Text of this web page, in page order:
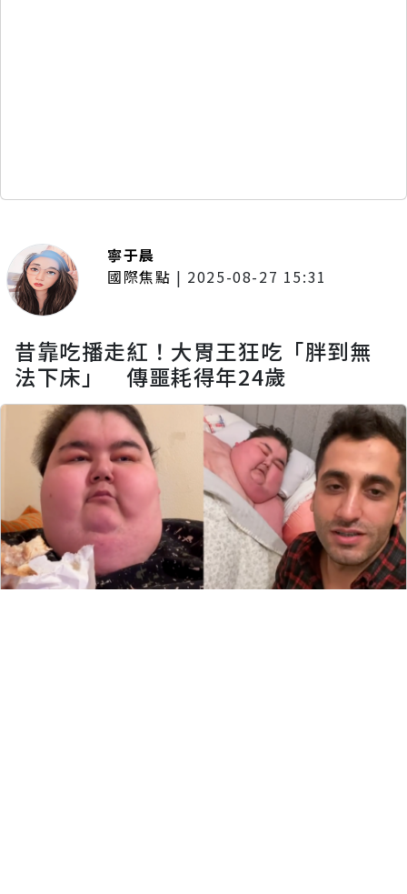
寧于晨
國際焦點 | 2025-08-27 15:31
昔靠吃播走紅！大胃王狂吃「胖到無
法下床」 傳噩耗得年24歲